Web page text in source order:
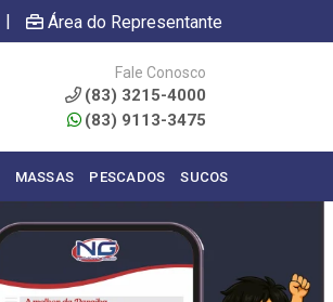
| Área do Representante
Fale Conosco
(83) 3215-4000
(83) 9113-3475
MASSAS PESCADOS SUCOS